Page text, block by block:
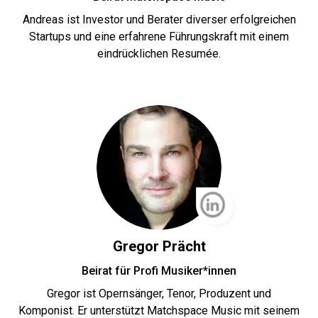
Andreas ist Investor und Berater diverser erfolgreichen
Startups und eine erfahrene Führungskraft mit einem
eindrücklichen Resumée.
Gregor Prächt
Beirat für Profi Musiker*innen
Gregor ist Opernsänger, Tenor, Produzent und
Komponist. Er unterstützt Matchspace Music mit seinem